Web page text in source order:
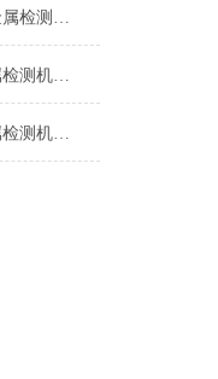
自动翻版剔除皮革针织金属检测机生产厂家
高精度烟草种子自动金属检测机设备
皮带输送式糖块自动金属检测机厂家